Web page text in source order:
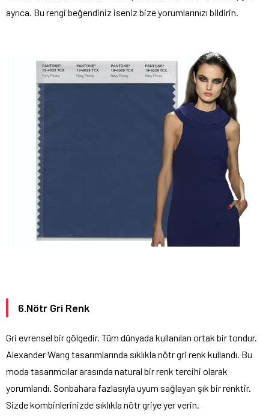
ayrıca. Bu rengi beğendiniz iseniz bize yorumlarınızı bildirin.
6.Nötr Gri Renk
Gri evrensel bir gölgedir. Tüm dünyada kullanılan ortak bir tondur.
Alexander Wang tasarımlarında sıklıkla nötr gri renk kullandı. Bu
moda tasarımcılar arasında natural bir renk tercihi olarak
yorumlandı. Sonbahara fazlasıyla uyum sağlayan şık bir renktir.
Sizde kombinlerinizde sıklıkla nötr griye yer verin.